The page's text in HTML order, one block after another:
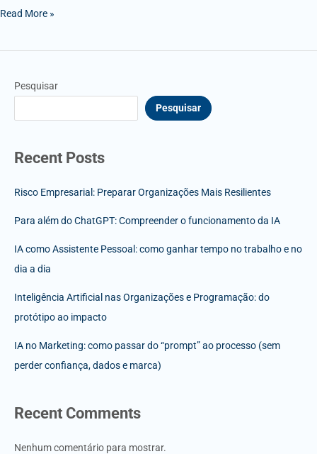
Read More »
Pesquisar
Pesquisar
Recent Posts
Risco Empresarial: Preparar Organizações Mais Resilientes
Para além do ChatGPT: Compreender o funcionamento da IA
IA como Assistente Pessoal: como ganhar tempo no trabalho e no
dia a dia
Inteligência Artificial nas Organizações e Programação: do
protótipo ao impacto
IA no Marketing: como passar do “prompt” ao processo (sem
perder confiança, dados e marca)
Recent Comments
Nenhum comentário para mostrar.